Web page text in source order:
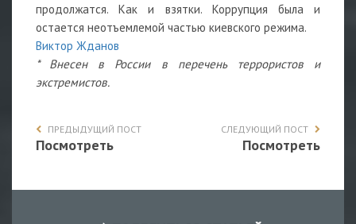
продолжатся. Как и взятки. Коррупция была и
остается неотъемлемой частью киевского режима.
Виктор Жданов
* Внесен в России в перечень террористов и
экстремистов.
ПРЕДЫДУЩИЙ ПОСТ
Посмотреть
СЛЕДУЮЩИЙ ПОСТ
Посмотреть